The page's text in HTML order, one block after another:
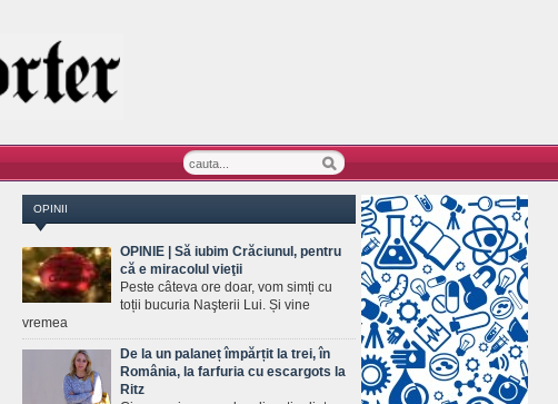
OPINII
OPINIE | Să iubim Crăciunul, pentru
că e miracolul vieţii
Peste câteva ore doar, vom simți cu
toții bucuria Naşterii Lui. Și vine
vremea
De la un palaneț împărțit la trei, în
România, la farfuria cu escargots la
Ritz